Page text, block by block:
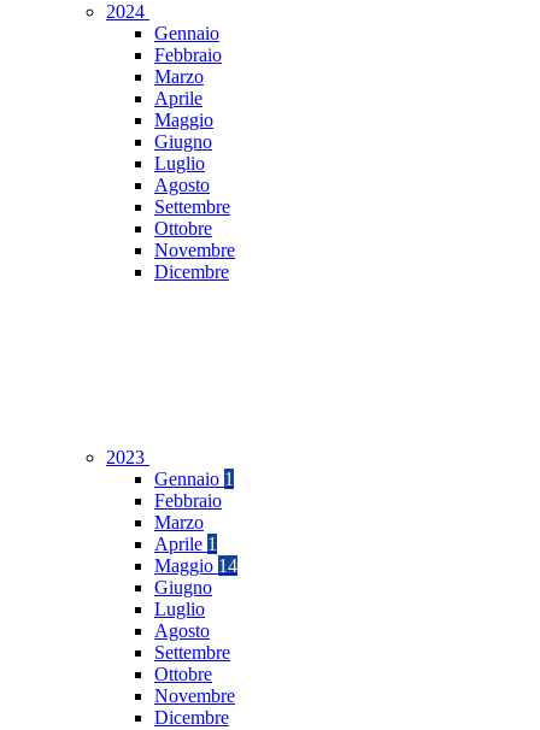
2024
Gennaio
Febbraio
Marzo
Aprile
Maggio
Giugno
Luglio
Agosto
Settembre
Ottobre
Novembre
Dicembre
2023
Gennaio 1
Febbraio
Marzo
Aprile 1
Maggio 14
Giugno
Luglio
Agosto
Settembre
Ottobre
Novembre
Dicembre